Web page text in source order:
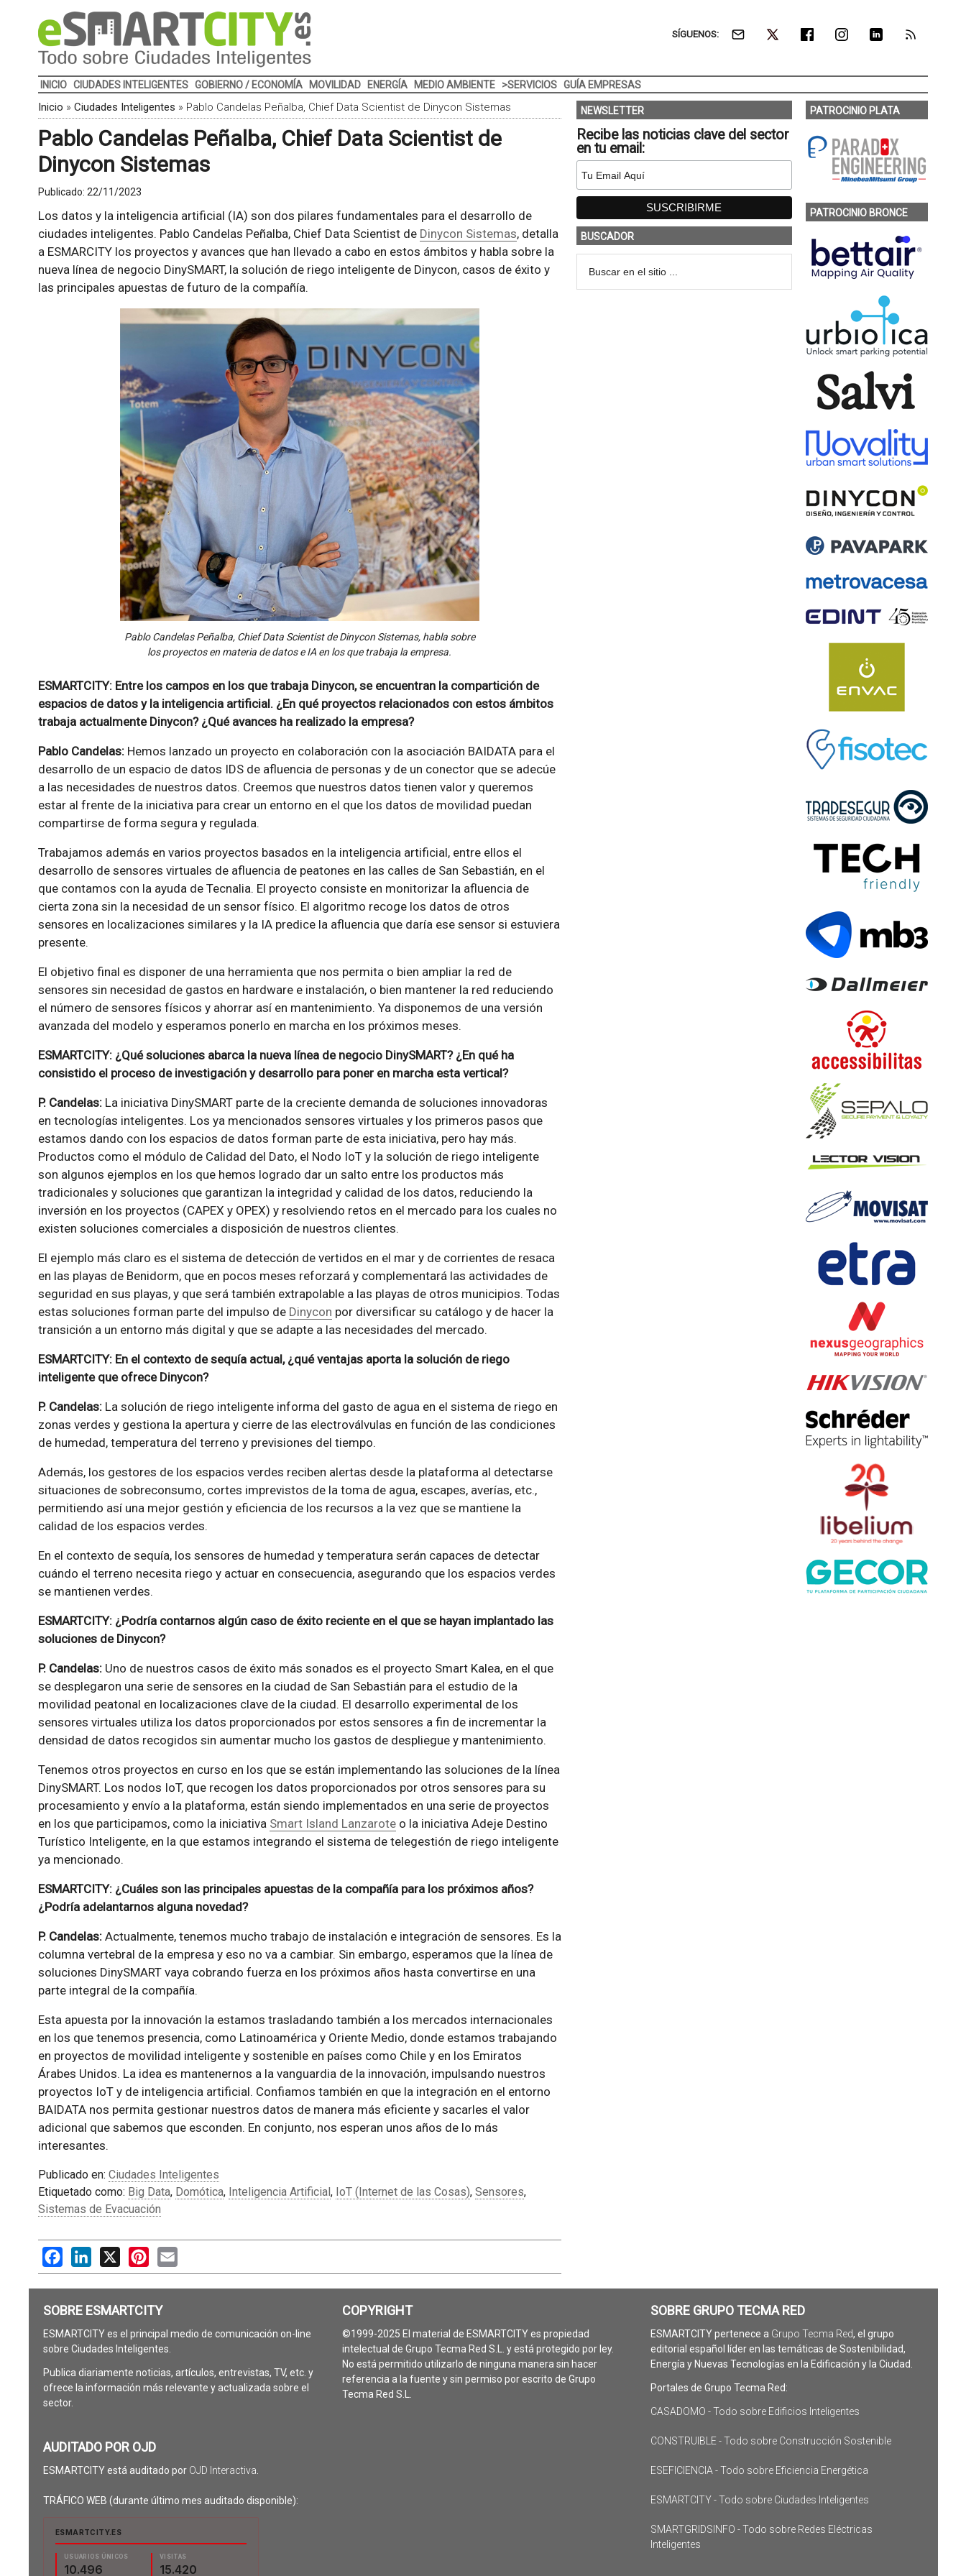
SÍGUENOS:
INICIO CIUDADES INTELIGENTES GOBIERNO / ECONOMÍA MOVILIDAD ENERGÍA MEDIO AMBIENTE >SERVICIOS GUÍA EMPRESAS
Inicio » Ciudades Inteligentes » Pablo Candelas Peñalba, Chief Data Scientist de Dinycon Sistemas
Pablo Candelas Peñalba, Chief Data Scientist de
Dinycon Sistemas
Publicado: 22/11/2023
Los datos y la inteligencia artificial (IA) son dos pilares fundamentales para el desarrollo de
ciudades inteligentes. Pablo Candelas Peñalba, Chief Data Scientist de Dinycon Sistemas, detalla
a ESMARCITY los proyectos y avances que han llevado a cabo en estos ámbitos y habla sobre la
nueva línea de negocio DinySMART, la solución de riego inteligente de Dinycon, casos de éxito y
las principales apuestas de futuro de la compañía.
Pablo Candelas Peñalba, Chief Data Scientist de Dinycon Sistemas, habla sobre
los proyectos en materia de datos e IA en los que trabaja la empresa.
ESMARTCITY: Entre los campos en los que trabaja Dinycon, se encuentran la compartición de
espacios de datos y la inteligencia artificial. ¿En qué proyectos relacionados con estos ámbitos
trabaja actualmente Dinycon? ¿Qué avances ha realizado la empresa?
Pablo Candelas:Hemos lanzado un proyecto en colaboración con la asociación BAIDATA para el
desarrollo de un espacio de datos IDS de afluencia de personas y de un conector que se adecúe
a las necesidades de nuestros datos. Creemos que nuestros datos tienen valor y queremos
estar al frente de la iniciativa para crear un entorno en el que los datos de movilidad puedan
compartirse de forma segura y regulada.
Trabajamos además en varios proyectos basados en la inteligencia artificial, entre ellos el
desarrollo de sensores virtuales de afluencia de peatones en las calles de San Sebastián, en el
que contamos con la ayuda de Tecnalia. El proyecto consiste en monitorizar la afluencia de
cierta zona sin la necesidad de un sensor físico. El algoritmo recoge los datos de otros
sensores en localizaciones similares y la IA predice la afluencia que daría ese sensor si estuviera
presente.
El objetivo final es disponer de una herramienta que nos permita o bien ampliar la red de
sensores sin necesidad de gastos en hardware e instalación, o bien mantener la red reduciendo
el número de sensores físicos y ahorrar así en mantenimiento. Ya disponemos de una versión
avanzada del modelo y esperamos ponerlo en marcha en los próximos meses.
ESMARTCITY: ¿Qué soluciones abarca la nueva línea de negocio DinySMART? ¿En qué ha
consistido el proceso de investigación y desarrollo para poner en marcha esta vertical?
P. Candelas:La iniciativa DinySMART parte de la creciente demanda de soluciones innovadoras
en tecnologías inteligentes. Los ya mencionados sensores virtuales y los primeros pasos que
estamos dando con los espacios de datos forman parte de esta iniciativa, pero hay más.
Productos como el módulo de Calidad del Dato, el Nodo IoT y la solución de riego inteligente
son algunos ejemplos en los que hemos logrado dar un salto entre los productos más
tradicionales y soluciones que garantizan la integridad y calidad de los datos, reduciendo la
inversión en los proyectos (CAPEX y OPEX) y resolviendo retos en el mercado para los cuales no
existen soluciones comerciales a disposición de nuestros clientes.
El ejemplo más claro es el sistema de detección de vertidos en el mar y de corrientes de resaca
en las playas de Benidorm, que en pocos meses reforzará y complementará las actividades de
seguridad en sus playas, y que será también extrapolable a las playas de otros municipios. Todas
estas soluciones forman parte del impulso de Dinycon por diversificar su catálogo y de hacer la
transición a un entorno más digital y que se adapte a las necesidades del mercado.
ESMARTCITY: En el contexto de sequía actual, ¿qué ventajas aporta la solución de riego
inteligente que ofrece Dinycon?
P. Candelas:La solución de riego inteligente informa del gasto de agua en el sistema de riego en
zonas verdes y gestiona la apertura y cierre de las electroválvulas en función de las condiciones
de humedad, temperatura del terreno y previsiones del tiempo.
Además, los gestores de los espacios verdes reciben alertas desde la plataforma al detectarse
situaciones de sobreconsumo, cortes imprevistos de la toma de agua, escapes, averías, etc.,
permitiendo así una mejor gestión y eficiencia de los recursos a la vez que se mantiene la
calidad de los espacios verdes.
En el contexto de sequía, los sensores de humedad y temperatura serán capaces de detectar
cuándo el terreno necesita riego y actuar en consecuencia, asegurando que los espacios verdes
se mantienen verdes.
ESMARTCITY: ¿Podría contarnos algún caso de éxito reciente en el que se hayan implantado las
soluciones de Dinycon?
P. Candelas:Uno de nuestros casos de éxito más sonados es el proyecto Smart Kalea, en el que
se desplegaron una serie de sensores en la ciudad de San Sebastián para el estudio de la
movilidad peatonal en localizaciones clave de la ciudad. El desarrollo experimental de los
sensores virtuales utiliza los datos proporcionados por estos sensores a fin de incrementar la
densidad de datos recogidos sin aumentar mucho los gastos de despliegue y mantenimiento.
Tenemos otros proyectos en curso en los que se están implementando las soluciones de la línea
DinySMART. Los nodos IoT, que recogen los datos proporcionados por otros sensores para su
procesamiento y envío a la plataforma, están siendo implementados en una serie de proyectos
en los que participamos, como la iniciativa Smart Island Lanzaroteo la iniciativa Adeje Destino
Turístico Inteligente, en la que estamos integrando el sistema de telegestión de riego inteligente
ya mencionado.
ESMARTCITY: ¿Cuáles son las principales apuestas de la compañía para los próximos años?
¿Podría adelantarnos alguna novedad?
P. Candelas:Actualmente, tenemos mucho trabajo de instalación e integración de sensores. Es la
columna vertebral de la empresa y eso no va a cambiar. Sin embargo, esperamos que la línea de
soluciones DinySMART vaya cobrando fuerza en los próximos años hasta convertirse en una
parte integral de la compañía.
Esta apuesta por la innovación la estamos trasladando también a los mercados internacionales
en los que tenemos presencia, como Latinoamérica y Oriente Medio, donde estamos trabajando
en proyectos de movilidad inteligente y sostenible en países como Chile y en los Emiratos
Árabes Unidos. La idea es mantenernos a la vanguardia de la innovación, impulsando nuestros
proyectos IoT y de inteligencia artificial. Confiamos también en que la integración en el entorno
BAIDATA nos permita gestionar nuestros datos de manera más eficiente y sacarles el valor
adicional que sabemos que esconden. En conjunto, nos esperan unos años de lo más
interesantes.
Publicado en: Ciudades Inteligentes
Etiquetado como: Big Data, Domótica, Inteligencia Artificial, IoT (Internet de las Cosas), Sensores,
Sistemas de Evacuación
FacebookLinkedIn
X PinterestEmail
NEWSLETTER
Recibe las noticias clave del sector
en tu email:
BUSCADOR
PATROCINIO PLATA
PATROCINIO BRONCE
SOBRE ESMARTCITY
ESMARTCITY es el principal medio de comunicación on-line
sobre Ciudades Inteligentes.
Publica diariamente noticias, artículos, entrevistas, TV, etc. y
ofrece la información más relevante y actualizada sobre el
sector.
AUDITADO POR OJD
ESMARTCITY está auditado por OJD Interactiva
TRÁFICO WEB (durante último mes auditado disponible):
COPYRIGHT
©1999-2025 El material de ESMARTCITY es propiedad
intelectual de Grupo Tecma Red S.L. y está protegido por ley.
No está permitido utilizarlo de ninguna manera sin hacer
referencia a la fuente y sin permiso por escrito de Grupo
Tecma Red S.L.
SOBRE GRUPO TECMA RED
ESMARTCITY pertenece a Grupo Tecma Red, el grupo
editorial español líder en las temáticas de Sostenibilidad,
Energía y Nuevas Tecnologías en la Edificación y la Ciudad.
Portales de Grupo Tecma Red:
CASADOMO - Todo sobre Edificios Inteligentes
CONSTRUIBLE - Todo sobre Construcción Sostenible
ESEFICIENCIA - Todo sobre Eficiencia Energética
ESMARTCITY - Todo sobre Ciudades Inteligentes
SMARTGRIDSINFO - Todo sobre Redes Eléctricas
Inteligentes